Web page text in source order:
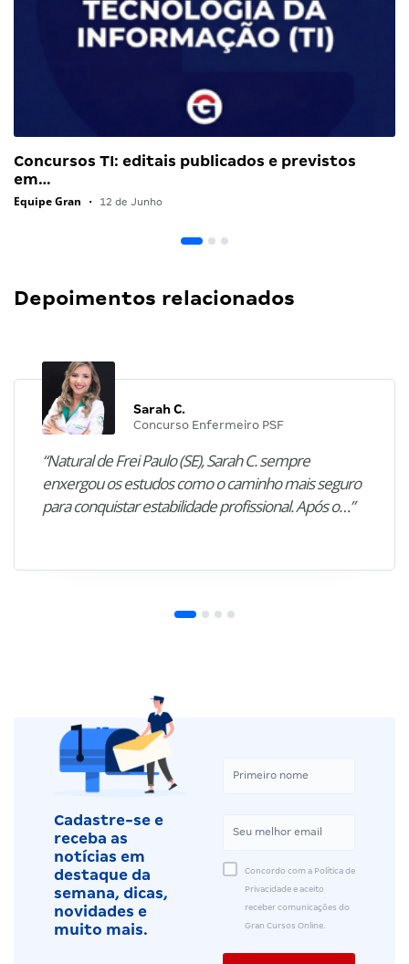
Concursos TI: editais publicados e previstos
em…
Equipe Gran • 12 de Junho
Depoimentos relacionados
Sarah C.
Concurso Enfermeiro PSF
“Natural de Frei Paulo (SE), Sarah C. sempre
enxergou os estudos como o caminho mais seguro
para conquistar estabilidade profissional. Após o…”
Cadastre-se e
receba as
notícias em
destaque da
semana, dicas,
novidades e
muito mais.
Concordo com a Política de
Privacidade e aceito
receber comunicações do
Gran Cursos Online.